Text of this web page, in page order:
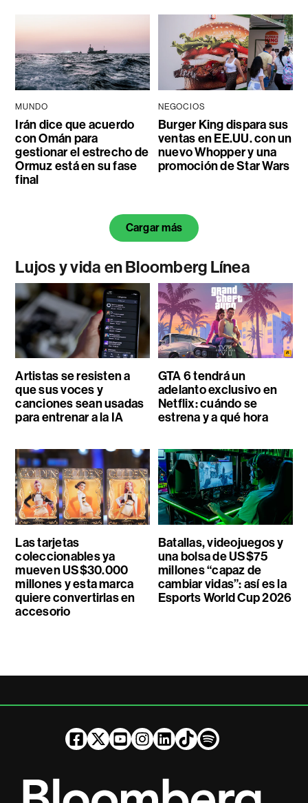
MUNDO
Irán dice que acuerdo
con Omán para
gestionar el estrecho de
Ormuz está en su fase
final
NEGOCIOS
Burger King dispara sus
ventas en EE.UU. con un
nuevo Whopper y una
promoción de Star Wars
Cargar más
Lujos y vida en Bloomberg Línea
Artistas se resisten a
que sus voces y
canciones sean usadas
para entrenar a la IA
GTA 6 tendrá un
adelanto exclusivo en
Netflix: cuándo se
estrena y a qué hora
Las tarjetas
coleccionables ya
mueven US$30.000
millones y esta marca
quiere convertirlas en
accesorio
Batallas, videojuegos y
una bolsa de US$75
millones “capaz de
cambiar vidas”: así es la
Esports World Cup 2026